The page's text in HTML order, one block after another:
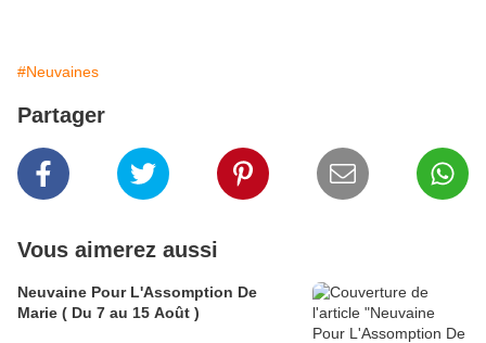
#Neuvaines
Partager
Vous aimerez aussi
Neuvaine Pour L'Assomption De
Marie ( Du 7 au 15 Août )